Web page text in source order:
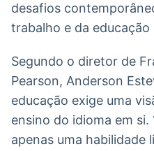
desafios
trabalho e da educação
Segundo o diretor de
Pearson, Anderson
educação exige uma
ensino do idioma em si.
apenas uma habilidade